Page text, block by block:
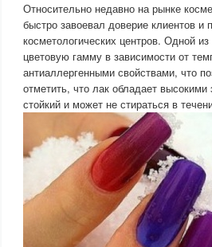
Относительно недавно на рынке
быстро завоевал доверие клиентов
косметологических центров. Одной
цветовую гамму в зависимости от
антиаллергенными свойствами, что
отметить, что лак обладает
стойкий и может не стираться в